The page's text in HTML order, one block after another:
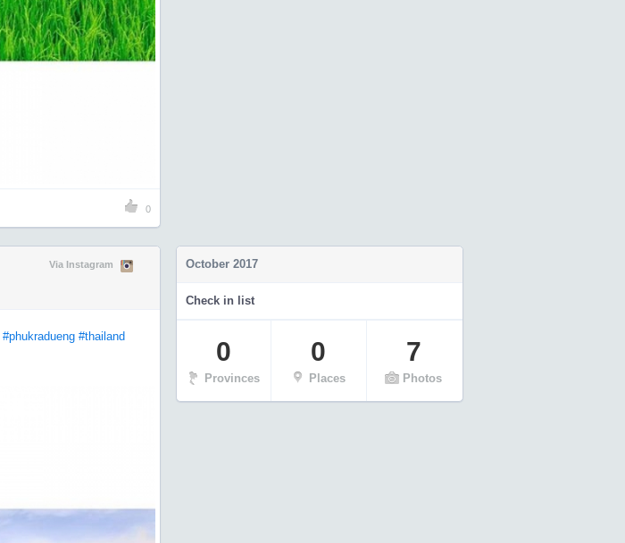
0
Via Instagram
#phukradueng #thailand
October 2017
Check in list
0
Provinces
0
Places
7
Photos